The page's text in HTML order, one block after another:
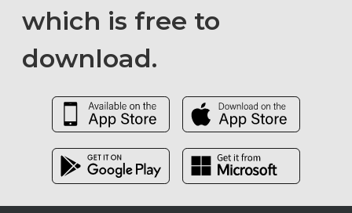
which is free to
download.